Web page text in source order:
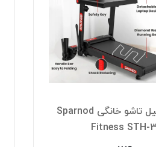
تردمیل تاشو خانگی Sparnod
Fitness STH-